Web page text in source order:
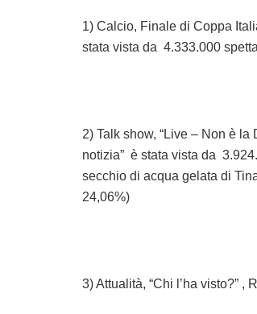
1) Calcio, Finale di Coppa
stata vista da 4.333.000
2) Talk show, “Live – Non è
notizia” è stata vista da
secchio di acqua gelata di
24,06%)
3) Attualità, “Chi l’ha visto?”